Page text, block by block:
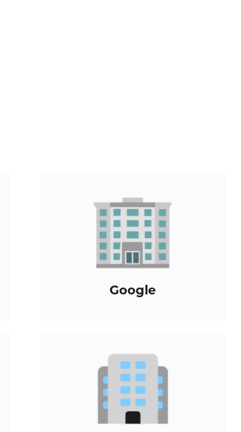
Google